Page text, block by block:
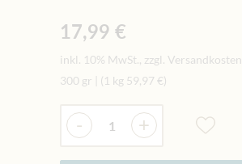
17,99 €
inkl. 10% MwSt., zzgl. Versandkosten
300 gr
(1 kg 59,97 €)
Menge
- +